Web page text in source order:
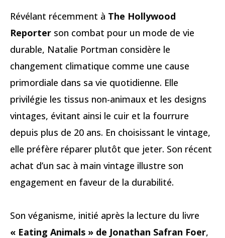
Révélant récemment à The Hollywood
Reporter son combat pour un mode de vie
durable, Natalie Portman considère le
changement climatique comme une cause
primordiale dans sa vie quotidienne. Elle
privilégie les tissus non-animaux et les designs
vintages, évitant ainsi le cuir et la fourrure
depuis plus de 20 ans. En choisissant le vintage,
elle préfère réparer plutôt que jeter. Son récent
achat d’un sac à main vintage illustre son
engagement en faveur de la durabilité.
Son véganisme, initié après la lecture du livre
« Eating Animals » de Jonathan Safran Foer,